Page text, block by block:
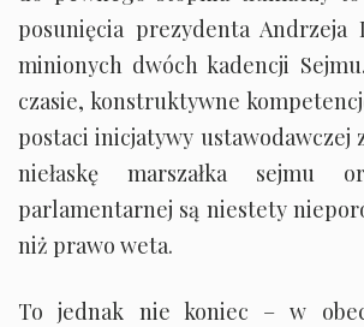
posunięcia prezydenta
minionych dwóch kadencji
czasie, konstruktywne
postaci inicjatywy ustawodawczej
niełaskę marszałka sejmu
parlamentarnej są niestety
niż prawo weta.
To jednak nie koniec – w